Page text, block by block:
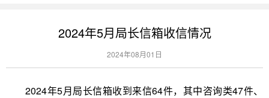
2024年5月局长信箱收信情况
2024年08月01日
2024年5月局长信箱收到来信64件，其中咨询类47件、